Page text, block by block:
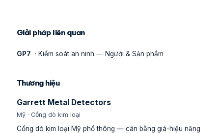
Giải pháp liên quan
GP7 · Kiểm soát an ninh — Người & Sản phẩm
Thương hiệu
Garrett Metal Detectors
Mỹ · Cổng dò kim loại
Cổng dò kim loại Mỹ phổ thông — cân bằng giá-hiệu năng